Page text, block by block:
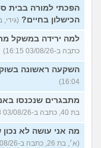
הפכתי למורה בבית
הכישלון בחיים? (גידי, בן 40, כתב ב-03/08/26
למה ירידה במשקל
כתבה ב-03/08/26 16:15)
השקעה ראשונה בשוק
16:04)
מתבגרים שנכנסו
בת 40, כתבה ב-03/08/26 15:53)
מה אני עושה לא
(א׳, בת 26, כתבה ב-03/08/26 15:44)